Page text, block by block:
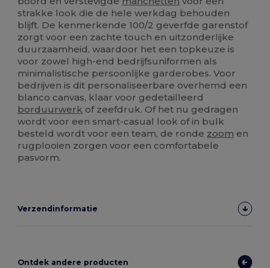
strakke look die de hele werkdag behouden
blijft. De kenmerkende 100/2 geverfde garenstof
zorgt voor een zachte touch en uitzonderlijke
duurzaamheid, waardoor het een topkeuze is
voor zowel high-end bedrijfsuniformen als
minimalistische persoonlijke garderobes. Voor
bedrijven is dit personaliseerbare overhemd een
blanco canvas, klaar voor gedetailleerd
borduurwerk of zeefdruk. Of het nu gedragen
wordt voor een smart-casual look of in bulk
besteld wordt voor een team, de ronde zoom en
rugplooien zorgen voor een comfortabele
pasvorm.
Verzendinformatie
Ontdek andere producten